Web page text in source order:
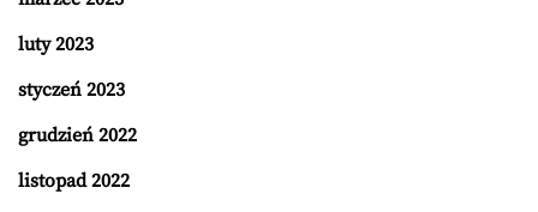
luty 2023
styczeń 2023
grudzień 2022
listopad 2022